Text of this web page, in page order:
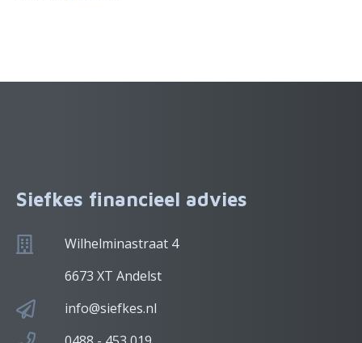
Siefkes financieel advies
Wilhelminastraat 4
6673 XT Andelst
info@siefkes.nl